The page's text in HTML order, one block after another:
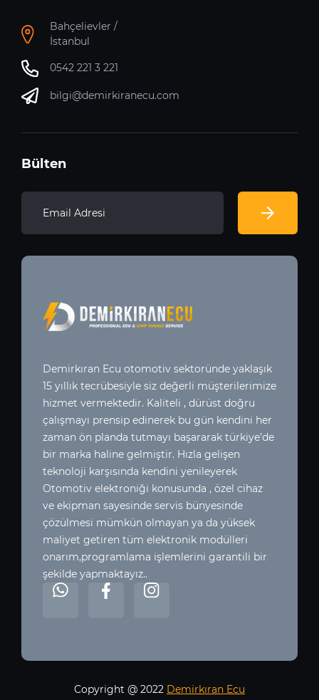
Bahçelievler /
İstanbul
0542 221 3 221
bilgi@demirkiranecu.com
Bülten
Demirkıran Ecu otomotiv sektoründe yaklaşık
15 yıllık tecrübesiyle siz değerli müşterilerimize
hizmet vermektedir. Kaliteli , dürüst doğru
çalışmayı prensip edinerek bu gün kendini her
zaman ön planda tutmayı başararak türkiye’de
bir marka haline gelmiştir. Hızla gelişen
teknoloji karşısında kendini yenileyerek
Otomotiv elektroniği konusunda , özel cihaz
ve ekipman sayesinde servis bünyesinde
çözülmesi mümkün olmayan ya da yüksek
maliyet getiren tüm elektronik modülleri
onarım,programlama işlemlerini garantili bir
şekilde yapmaktayız..
Copyright @ 2022 Demirkıran Ecu